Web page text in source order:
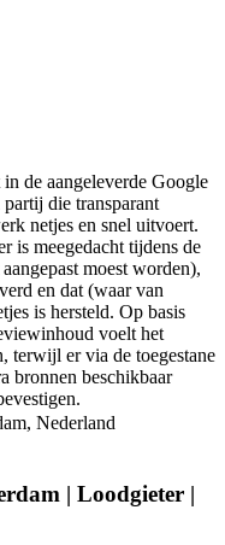
de aangeleverde Google
die transparant
netjes en snel uitvoert.
is meegedacht tijdens de
moest worden),
en dat (waar van
is hersteld. Op basis
voelt het
terwijl er via de toegestane
bronnen beschikbaar
Nederland
| Loodgieter |